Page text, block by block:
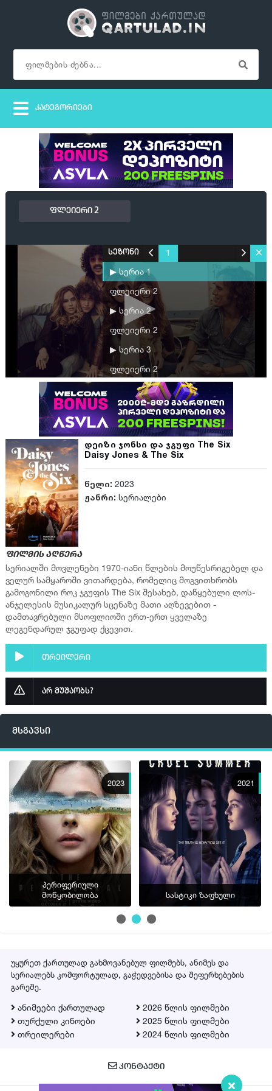
ფლეიერი 2
სეზონი
1
▶ სერია 1
ფლეიერი 2
▶ სერია 2
ფლეიერი 2
▶ სერია 3
ფლეიერი 2
▶ სერია 4
ფლეიერი 2
▶ სერია 5
ფლეიერი 2
ფლეიერი 2
▶ სერია 7
ფლეიერი 2
▶ სერია 9
ფლეიერი 2
დეიზი ჯონსი და ჯგუფი The Six
Daisy Jones & The Six
წელი: 2023
ჟანრი: სერიალები
ფილმის აღწერა
სერიალში მოვლენები 1970-იანი წლების მოუწესრიგებელ და
ველურ სამყაროში ვითარდება, რომელიც მოგვითხრობს
გამოგონილი როკ ჯგუფის The Six შესახებ, დაწყებული ლოს-
ანჯელესის მუსიკალურ სცენაზე მათი აღზევებით -
დამთავრებული მსოფლიოში ერთ-ერთ ყველაზე
ლეგენდარულ ჯგუფად ქცევით.
თრეილერი
არ მუშაობს?
მსგავსი
2023
პერიფერიული
მოწყობილობა
2021
სასტიკი ზაფხული
უყურეთ ქართულად გახმოვანებულ ფილმებს, ანიმეს და
სერიალებს კომფორტულად, გაჭედვებისა და შეფერხებების
გარეშე.
ანიმეები ქართულად
თურქული კინოები
თრეილერები
2026 წლის ფილმები
2025 წლის ფილმები
2024 წლის ფილმები
ᲙᲝᲜᲢᲐᲥᲢᲘ